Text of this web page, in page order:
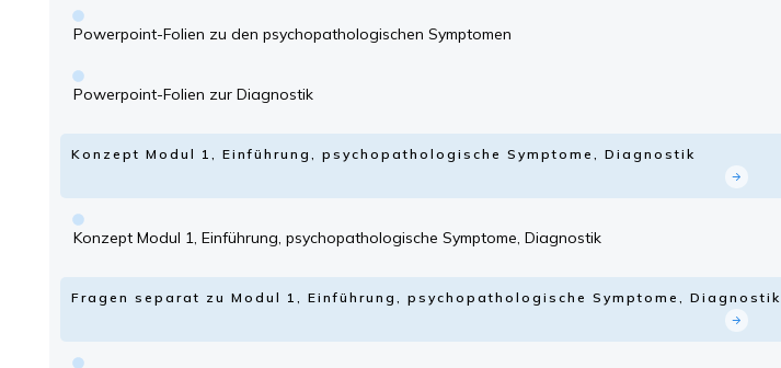
Powerpoint-Folien zu den psychopathologischen Symptomen
Powerpoint-Folien zur Diagnostik
Konzept Modul 1, Einführung, psychopathologische Symptome, Diagnostik
Konzept Modul 1, Einführung, psychopathologische Symptome, Diagnostik
Fragen separat zu Modul 1, Einführung, psychopathologische Symptome, Diagnostik